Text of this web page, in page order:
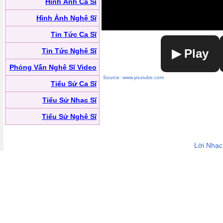
Hình Ảnh Nghệ Sĩ
Tin Tức Ca Sĩ
Tin Tức Nghệ Sĩ
Phỏng Vấn Nghệ Sĩ Video
Tiểu Sử Ca Sĩ
Tiểu Sử Nhạc Sĩ
Tiểu Sử Nghệ Sĩ
▶ Play
Source: www.youtube.com
Lời